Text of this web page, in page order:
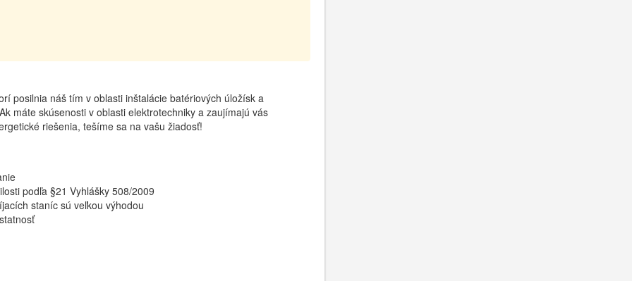
posilnia náš tím v oblasti inštalácie batériových úložísk a
máte skúsenosti v oblasti elektrotechniky a zaujímajú vás
riešenia, tešíme sa na vašu žiadosť!
podľa §21 Vyhlášky 508/2009
staníc sú veľkou výhodou